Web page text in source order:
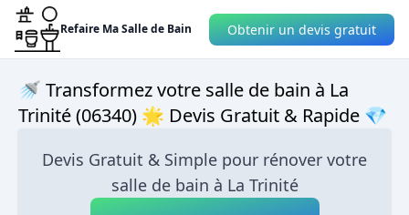
Refaire Ma Salle de Bain Obtenir un devis gratuit
🚿 Transformez votre salle de bain à La
Trinité (06340) 🌟 Devis Gratuit & Rapide 💎
Devis Gratuit & Simple pour rénover votre
salle de bain à La Trinité